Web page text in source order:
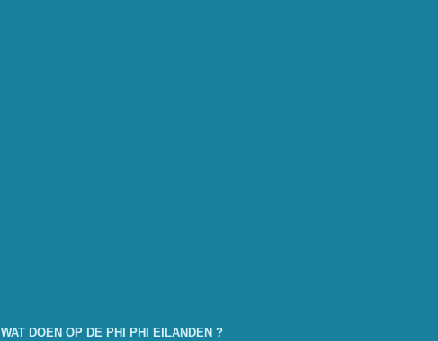
WAT DOEN OP DE PHI PHI EILANDEN ?